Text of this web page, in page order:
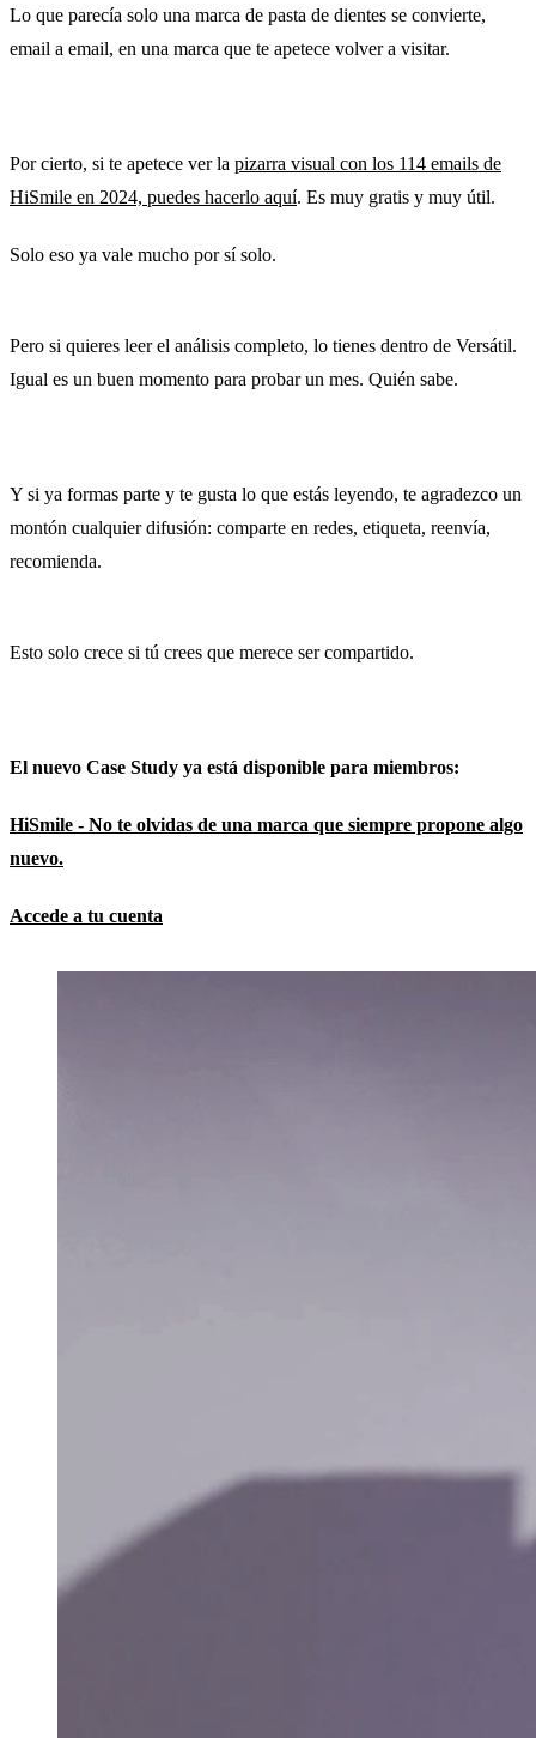
Lo que parecía solo una marca de pasta de dientes se convierte,
email a email, en una marca que te apetece volver a visitar.
Por cierto, si te apetece ver la pizarra visual con los 114 emails de
HiSmile en 2024, puedes hacerlo aquí. Es muy gratis y muy útil.
Solo eso ya vale mucho por sí solo.
Pero si quieres leer el análisis completo, lo tienes dentro de Versátil.
Igual es un buen momento para probar un mes. Quién sabe.
Y si ya formas parte y te gusta lo que estás leyendo, te agradezco un
montón cualquier difusión: comparte en redes, etiqueta, reenvía,
recomienda.
Esto solo crece si tú crees que merece ser compartido.
El nuevo Case Study ya está disponible para miembros:
HiSmile - No te olvidas de una marca que siempre propone algo
nuevo.
Accede a tu cuenta